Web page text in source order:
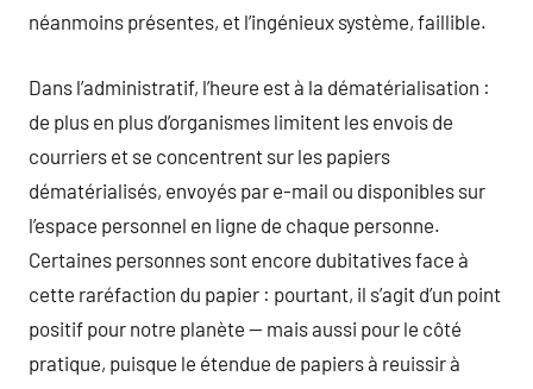
néanmoins présentes, et l’ingénieux système, faillible.
Dans l’administratif, l’heure est à la dématérialisation :
de plus en plus d’organismes limitent les envois de
courriers et se concentrent sur les papiers
dématérialisés, envoyés par e-mail ou disponibles sur
l’espace personnel en ligne de chaque personne.
Certaines personnes sont encore dubitatives face à
cette raréfaction du papier : pourtant, il s’agit d’un point
positif pour notre planète — mais aussi pour le côté
pratique, puisque le étendue de papiers à reuissir à